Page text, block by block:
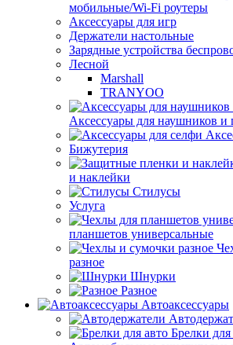
мобильные/Wi-Fi роутеры
Аксессуары для игр
Держатели настольные
Зарядные устройства
Лесной
Marshall
TRANYOO
Аксессуары для наушников и
Бижутерия
и наклейки
Стилусы
Услуга
планшетов универсальные
разное
Шнурки
Разное
Автоаксессуары
Брелки для